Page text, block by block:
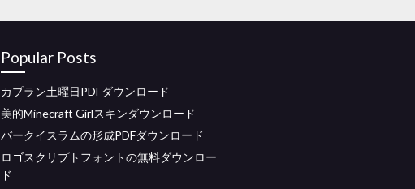
Popular Posts
カプラン土曜日PDFダウンロード
美的Minecraft Girlスキンダウンロード
バークイスラムの形成PDFダウンロード
ロゴスクリプトフォントの無料ダウンロー
ド